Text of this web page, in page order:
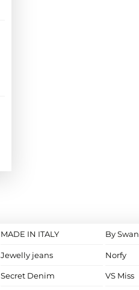
MADE IN ITALY By Swan
Jewelly jeans Norfy
Secret Denim VS Miss